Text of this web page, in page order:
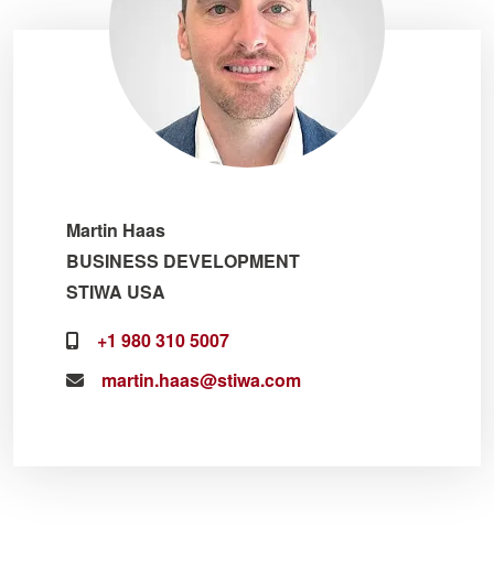
Martin Haas
BUSINESS DEVELOPMENT
STIWA USA
+1 980 310 5007
martin.haas@stiwa.com